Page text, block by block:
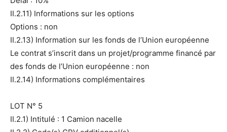
II.2.11) Informations sur les options
Options : non
II.2.13) Information sur les fonds de l’Union européenne
Le contrat s’inscrit dans un projet/programme financé par
des fonds de l’Union européenne : non
II.2.14) Informations complémentaires
LOT N° 5
II.2.1) Intitulé : 1 Camion nacelle